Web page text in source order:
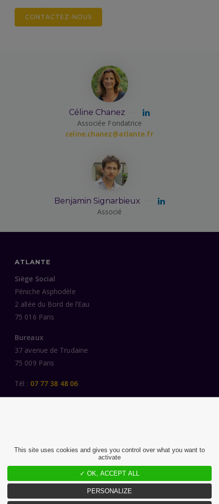
CONTACTEZ-NOUS
Céline Chanez
Associée Fondatrice
celine.chanez@atlante.fr
Benjamin Signarbieux
Associé
ATLANTE
Siège Social
Péniche Asphodèle
2 allée du Bord de l’Eau
75 016 Paris
Bureaux
37 avenue de Trudaine
75 009 Paris
Tél : 07 77 38 48 06
DES FEMMES ET DES HOMMES ENGAGÉS
This site uses cookies and gives you control over what you want to
activate
✓ OK, ACCEPT ALL
PERSONALIZE